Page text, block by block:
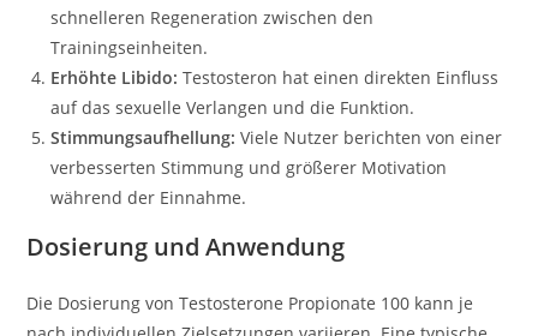
schnelleren Regeneration zwischen den
Trainingseinheiten.
Erhöhte Libido: Testosteron hat einen direkten Einfluss
auf das sexuelle Verlangen und die Funktion.
Stimmungsaufhellung: Viele Nutzer berichten von einer
verbesserten Stimmung und größerer Motivation
während der Einnahme.
Dosierung und Anwendung
Die Dosierung von Testosterone Propionate 100 kann je